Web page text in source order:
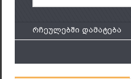
რჩეულებში დამატება